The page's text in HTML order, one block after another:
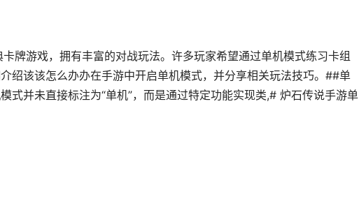
牌游戏，拥有丰富的对战玩法。许多玩家希望通过单机模式练习卡组
绍该该怎么办办在手游中开启单机模式，并分享相关玩法技巧。##单
式并未直接标注为“单机”，而是通过特定功能实现类,# 炉石传说手游单